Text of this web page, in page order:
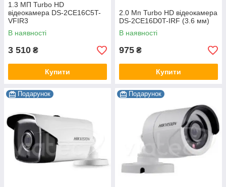
1.3 МП Turbo HD
відеокамера DS-2CE16C5T-
VFIR3
В наявності
3 510 ₴
Купити
2.0 Мп Turbo HD відеокамера
DS-2CE16D0T-IRF (3.6 мм)
В наявності
975 ₴
Купити
Подарунок Подарунок